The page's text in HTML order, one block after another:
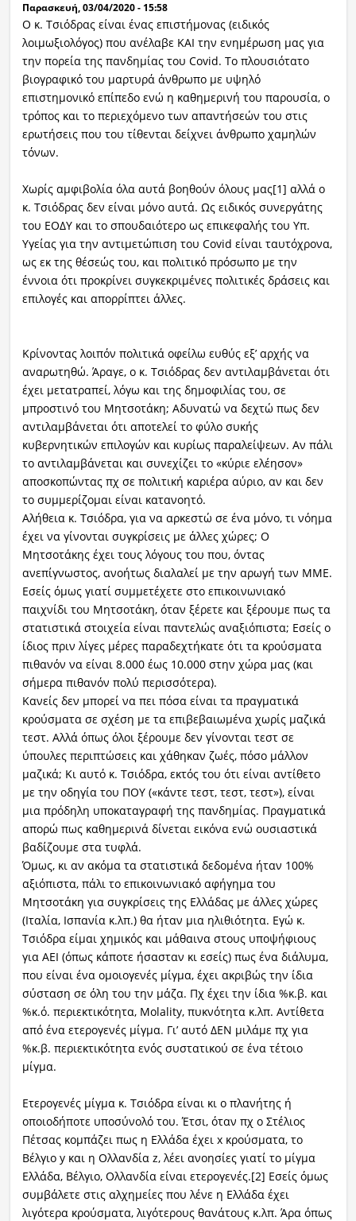
Παρασκευή, 03/04/2020 - 15:58
O κ. Τσιόδρας είναι ένας επιστήμονας (ειδικός
λοιμωξιολόγος) που ανέλαβε ΚΑΙ την ενημέρωση μας για
την πορεία της πανδημίας του Covid. Το πλουσιότατο
βιογραφικό του μαρτυρά άνθρωπο με υψηλό
επιστημονικό επίπεδο ενώ η καθημερινή του παρουσία, ο
τρόπος και το περιεχόμενο των απαντήσεών του στις
ερωτήσεις που του τίθενται δείχνει άνθρωπο χαμηλών
τόνων.
Χωρίς αμφιβολία όλα αυτά βοηθούν όλους μας[1] αλλά ο
κ. Τσιόδρας δεν είναι μόνο αυτά. Ως ειδικός συνεργάτης
του ΕΟΔΥ και το σπουδαιότερο ως επικεφαλής του Υπ.
Υγείας για την αντιμετώπιση του Covid είναι ταυτόχρονα,
ως εκ της θέσεώς του, και πολιτικό πρόσωπο με την
έννοια ότι προκρίνει συγκεκριμένες πολιτικές δράσεις και
επιλογές και απορρίπτει άλλες.
Κρίνοντας λοιπόν πολιτικά οφείλω ευθύς εξ’ αρχής να
αναρωτηθώ. Άραγε, ο κ. Τσιόδρας δεν αντιλαμβάνεται ότι
έχει μετατραπεί, λόγω και της δημοφιλίας του, σε
μπροστινό του Μητσοτάκη; Αδυνατώ να δεχτώ πως δεν
αντιλαμβάνεται ότι αποτελεί το φύλο συκής
κυβερνητικών επιλογών και κυρίως παραλείψεων. Αν πάλι
το αντιλαμβάνεται και συνεχίζει το «κύριε ελέησον»
αποσκοπώντας πχ σε πολιτική καριέρα αύριο, αν και δεν
το συμμερίζομαι είναι κατανοητό.
Αλήθεια κ. Τσιόδρα, για να αρκεστώ σε ένα μόνο, τι νόημα
έχει να γίνονται συγκρίσεις με άλλες χώρες; Ο
Μητσοτάκης έχει τους λόγους του που, όντας
ανεπίγνωστος, ανοήτως διαλαλεί με την αρωγή των ΜΜΕ.
Εσείς όμως γιατί συμμετέχετε στο επικοινωνιακό
παιχνίδι του Μητσοτάκη, όταν ξέρετε και ξέρουμε πως τα
στατιστικά στοιχεία είναι παντελώς αναξιόπιστα; Εσείς ο
ίδιος πριν λίγες μέρες παραδεχτήκατε ότι τα κρούσματα
πιθανόν να είναι 8.000 έως 10.000 στην χώρα μας (και
σήμερα πιθανόν πολύ περισσότερα).
Κανείς δεν μπορεί να πει πόσα είναι τα πραγματικά
κρούσματα σε σχέση με τα επιβεβαιωμένα χωρίς μαζικά
τεστ. Αλλά όπως όλοι ξέρουμε δεν γίνονται τεστ σε
ύπουλες περιπτώσεις και χάθηκαν ζωές, πόσο μάλλον
μαζικά; Κι αυτό κ. Τσιόδρα, εκτός του ότι είναι αντίθετο
με την οδηγία του ΠΟΥ («κάντε τεστ, τεστ, τεστ»), είναι
μια πρόδηλη υποκαταγραφή της πανδημίας. Πραγματικά
απορώ πως καθημερινά δίνεται εικόνα ενώ ουσιαστικά
βαδίζουμε στα τυφλά.
Όμως, κι αν ακόμα τα στατιστικά δεδομένα ήταν 100%
αξιόπιστα, πάλι το επικοινωνιακό αφήγημα του
Μητσοτάκη για συγκρίσεις της Ελλάδας με άλλες χώρες
(Ιταλία, Ισπανία κ.λπ.) θα ήταν μια ηλιθιότητα. Εγώ κ.
Τσιόδρα είμαι χημικός και μάθαινα στους υποψήφιους
για ΑΕΙ (όπως κάποτε ήσασταν κι εσείς) πως ένα διάλυμα,
που είναι ένα ομοιογενές μίγμα, έχει ακριβώς την ίδια
σύσταση σε όλη του την μάζα. Πχ έχει την ίδια %κ.β. και
%κ.ό. περιεκτικότητα, Molality, πυκνότητα κ.λπ. Αντίθετα
από ένα ετερογενές μίγμα. Γι’ αυτό ΔΕΝ μιλάμε πχ για
%κ.β. περιεκτικότητα ενός συστατικού σε ένα τέτοιο
μίγμα.
Ετερογενές μίγμα κ. Τσιόδρα είναι κι ο πλανήτης ή
οποιοδήποτε υποσύνολό του. Έτσι, όταν πχ ο Στέλιος
Πέτσας κομπάζει πως η Ελλάδα έχει x κρούσματα, το
Βέλγιο y και η Ολλανδία z, λέει ανοησίες γιατί το μίγμα
Ελλάδα, Βέλγιο, Ολλανδία είναι ετερογενές.[2] Εσείς όμως
συμβάλετε στις αλχημείες που λένε η Ελλάδα έχει
λιγότερα κρούσματα, λιγότερους θανάτους κ.λπ. Άρα όπως